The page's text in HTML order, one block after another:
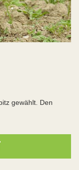
gewählt. Den